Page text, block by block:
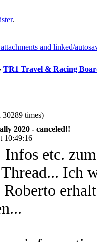
.
› TR1 Travel & Racing
30289 times)
2020 - canceled!!
10:49:16
Infos etc.
Ich